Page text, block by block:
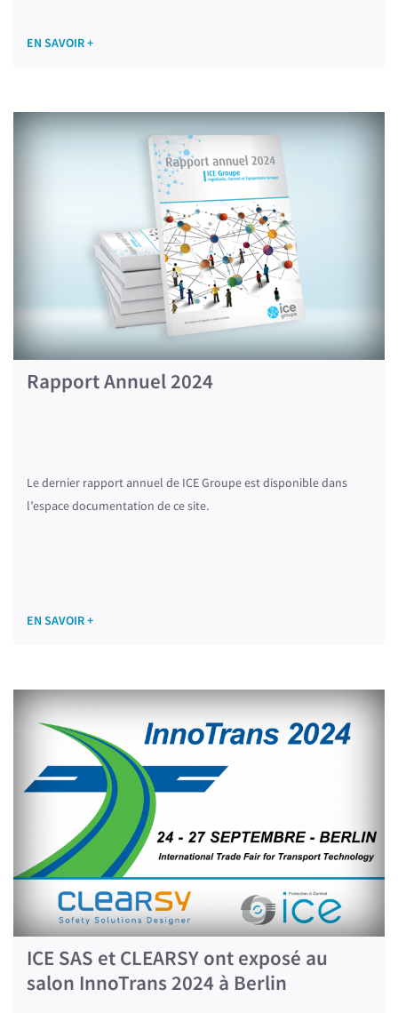
EN SAVOIR +
Rapport Annuel 2024
Le dernier rapport annuel de ICE Groupe est disponible dans
l’espace documentation de ce site.
EN SAVOIR +
ICE SAS et CLEARSY ont exposé au
salon InnoTrans 2024 à Berlin